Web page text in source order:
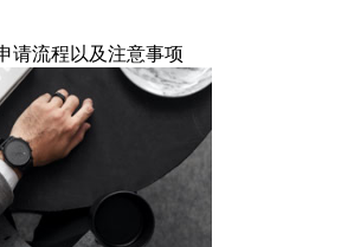
请流程以及注意事项